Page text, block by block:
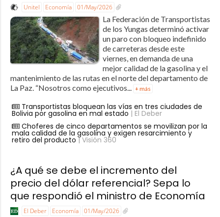
Unitel Economía 01/May/2026
La Federación de Transportistas
de los Yungas determinó activar
un paro con bloqueo indefinido
de carreteras desde este
viernes, en demanda de una
mejor calidad de la gasolina y el
mantenimiento de las rutas en el norte del departamento de
La Paz. “Nosotros como ejecutivos... + más
Transportistas bloquean las vías en tres ciudades de
Bolivia por gasolina en mal estado | El Deber
Choferes de cinco departamentos se movilizan por la
mala calidad de la gasolina y exigen resarcimiento y
retiro del producto | Visión 360
¿A qué se debe el incremento del
precio del dólar referencial? Sepa lo
que respondió el ministro de Economía
El Deber Economía 01/May/2026